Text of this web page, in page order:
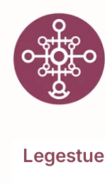
Legestue